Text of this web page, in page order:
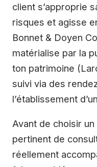
client s’approprie
risques et agisse
Bonnet & Doyen
matérialise par la
ton patrimoine
suivi via des
l’établissement
Avant de choisir
pertinent de
réellement